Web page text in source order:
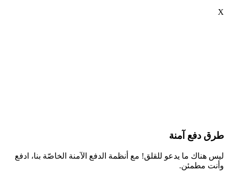
X
طرق دفع آمنة
ليس هناك ما يدعو للقلق! مع أنظمة الدفع الآمنة الخاصّة بنا، ادفع
وأنت مطمئن.